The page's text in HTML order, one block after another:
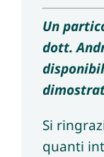
Un
dott.
Si
quanti